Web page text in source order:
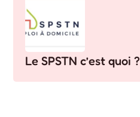
Le SPSTN c’est quoi ?